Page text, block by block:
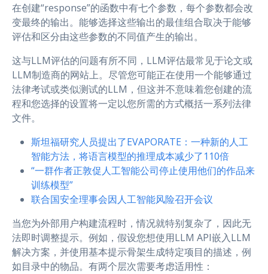
在创建“response”的函数中有七个参数，每个参数都会改
变最终的输出。能够选择这些输出的最佳组合取决于能够
评估和区分由这些参数的不同值产生的输出。
这与LLM评估的问题有所不同，LLM评估最常见于论文或
LLM制造商的网站上。尽管您可能正在使用一个能够通过
法律考试或类似测试的LLM，但这并不意味着您创建的流
程和您选择的设置将一定以您所需的方式概括一系列法律
文件。
斯坦福研究人员提出了EVAPORATE：一种新的人工
智能方法，将语言模型的推理成本减少了110倍
“一群作者正敦促人工智能公司停止使用他们的作品来
训练模型”
联合国安全理事会因人工智能风险召开会议
当您为外部用户构建流程时，情况就特别复杂了，因此无
法即时调整提示。例如，假设您想使用LLM API嵌入LLM
解决方案，并使用基本提示骨架生成特定项目的描述，例
如目录中的物品。有两个层次需要考虑适用性：